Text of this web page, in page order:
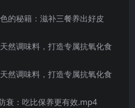
的秘籍：滋补三餐养出好皮
然调味料，打造专属抗氧化食
然调味料，打造专属抗氧化食
衰：吃比保养更有效.mp4